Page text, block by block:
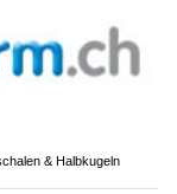
& Halbkugeln